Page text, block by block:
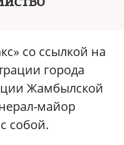
со ссылкой на
города
Жамбылской
майор
собой.